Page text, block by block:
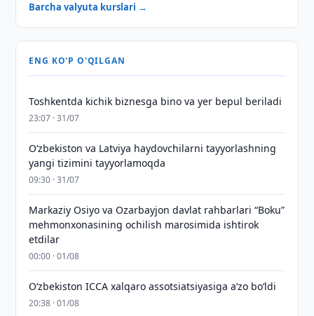
Barcha valyuta kurslari →
ENG KO'P O'QILGAN
Toshkentda kichik biznesga bino va yer bepul beriladi
23:07 · 31/07
Oʻzbekiston va Latviya haydovchilarni tayyorlashning
yangi tizimini tayyorlamoqda
09:30 · 31/07
Markaziy Osiyo va Ozarbayjon davlat rahbarlari “Boku”
mehmonxonasining ochilish marosimida ishtirok
etdilar
00:00 · 01/08
O‘zbekiston ICCA xalqaro assotsiatsiyasiga aʼzo bo‘ldi
20:38 · 01/08